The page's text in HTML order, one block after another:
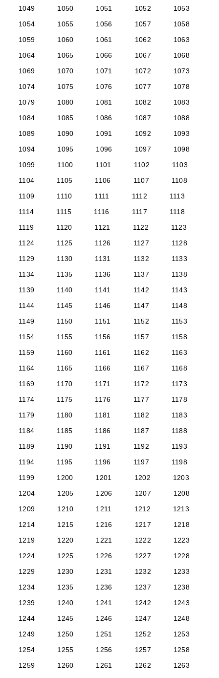
1049
1050 1051 1052
1053
1054
1055 1056 1057
1058
1059
1060 1061 1062
1063
1064
1065 1066 1067
1068
1069
1070 1071 1072
1073
1074
1075 1076 1077
1078
1079
1080 1081 1082
1083
1084
1085 1086 1087
1088
1089
1090 1091 1092
1093
1094
1095 1096 1097
1098
1099
1100 1101 1102
1103
1104
1105 1106 1107
1108
1109
1110 1111 1112
1113
1114
1115 1116 1117
1118
1119
1120 1121 1122
1123
1124
1125 1126 1127
1128
1129
1130 1131 1132
1133
1134
1135 1136 1137
1138
1139
1140 1141 1142
1143
1144
1145 1146 1147
1148
1149
1150 1151 1152
1153
1154
1155 1156 1157
1158
1159
1160 1161 1162
1163
1164
1165 1166 1167
1168
1169
1170 1171 1172
1173
1174
1175 1176 1177
1178
1179
1180 1181 1182
1183
1184
1185 1186 1187
1188
1189
1190 1191 1192
1193
1194
1195 1196 1197
1198
1199
1200 1201 1202
1203
1204
1205 1206 1207
1208
1209
1210 1211 1212
1213
1214
1215 1216 1217
1218
1219
1220 1221 1222
1223
1224
1225 1226 1227
1228
1229
1230 1231 1232
1233
1234
1235 1236 1237
1238
1239
1240 1241 1242
1243
1244
1245 1246 1247
1248
1249
1250 1251 1252
1253
1254
1255 1256 1257
1258
1259
1260 1261 1262
1263